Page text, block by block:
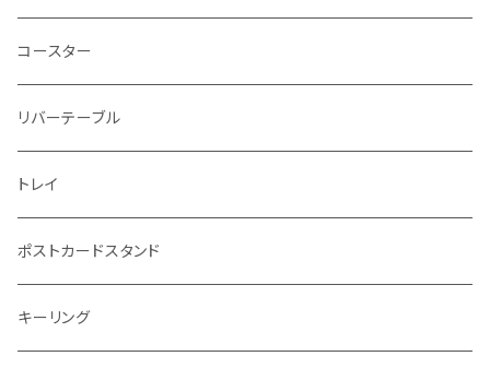
コースター
リバーテーブル
トレイ
ポストカードスタンド
キーリング